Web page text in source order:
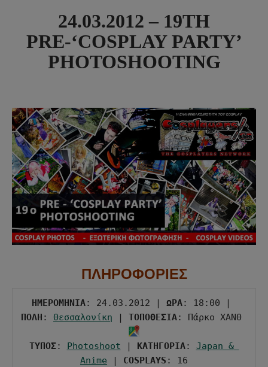
24.03.2012 – 19TH
PRE-‘COSPLAY PARTY’
PHOTOSHOOTING
ΠΛΗΡΟΦΟΡΙΕΣ
ΗΜΕΡΟΜΗΝΙΑ: 24.03.2012 | ΩΡΑ
ΠΟΛΗ : Θεσσαλονίκη | ΤΟΠΟΘΕΣΙΑ: Πάρκο ΧΑΝΘ
ΤΥΠΟΣ: Photoshoot ΚΑΤΗΓΟΡΙΑ: Japan &
Anime
COSPLAYS